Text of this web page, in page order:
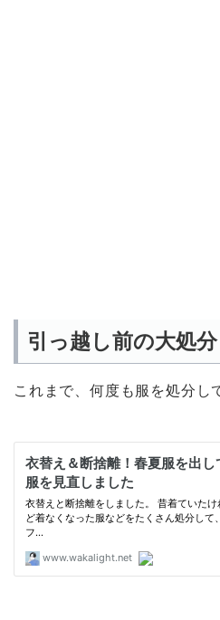
引っ越し前の大処分
これまで、何度も服を処分し